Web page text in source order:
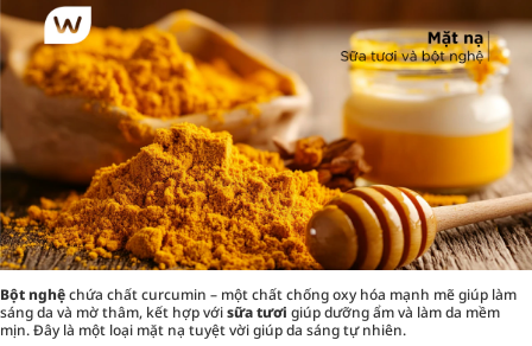
Bột nghệchứa chất curcumin – một chất chống oxy hóa mạnh mẽ giúp làm
sáng da và mờ thâm, kết hợp vớisữa tươi giúp dưỡng ẩm và làm da mềm
mịn. Đây là một loại mặt nạ tuyệt vời giúp da sáng tự nhiên.